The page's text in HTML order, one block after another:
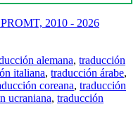
2010 - 2026
alemana, traducción
italiana, traducción árabe,
coreana, traducción
ucraniana, traducción